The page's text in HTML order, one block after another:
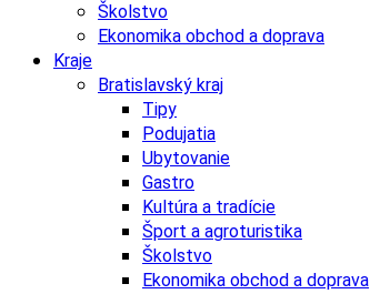
Školstvo
Ekonomika obchod a doprava
Kraje
Bratislavský kraj
Tipy
Podujatia
Ubytovanie
Gastro
Kultúra a tradície
Šport a agroturistika
Školstvo
Ekonomika obchod a doprava